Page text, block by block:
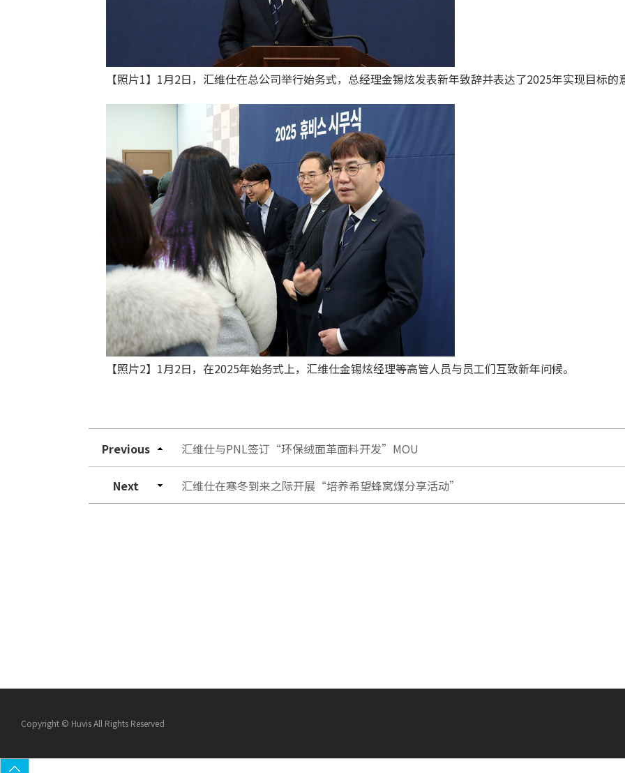
【照片1】1月2日，汇维仕在总公司举行始务式，总经理金锡炫发表新年致辞并表达了2025年实现目标的
【照片2】1月2日，在2025年始务式上，汇维仕金锡炫经理等高管人员与员工们互致新年问候。
Previous 汇维仕与PNL签订“环保绒面革面料开发”MOU
Next 汇维仕在寒冬到来之际开展“培养希望蜂窝煤分享活动”
Copyright © Huvis All Rights Reserved